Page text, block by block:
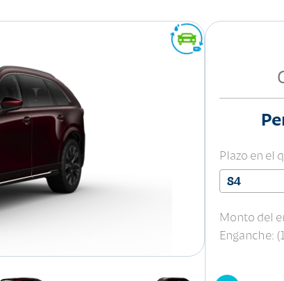
Plazo en el
84
Monto del
Enganche: